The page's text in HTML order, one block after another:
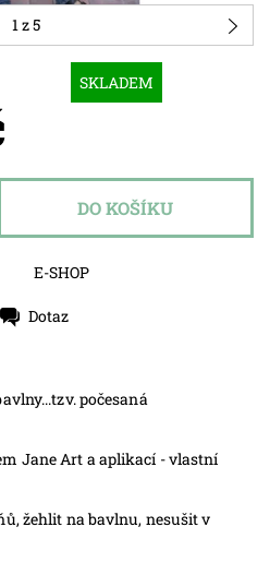
1z 5
SKLADEM
E-SHOP
Dotaz
počesaná
Jane Art a aplikací - vlastní
žehlit na bavlnu, nesušit v